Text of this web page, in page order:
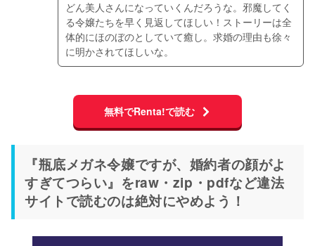
どん美人さんになっていくんだろうな。邪魔してく
る令嬢たちを早く見返してほしい！ストーリーは全
体的にほのぼのとしていて癒し。求婚の理由も徐々
に明かされてほしいな。
無料でRenta!で読む
『瓶底メガネ令嬢ですが、婚約者の顔がよ
すぎてつらい』をraw・zip・pdfなど違法
サイトで読むのは絶対にやめよう！